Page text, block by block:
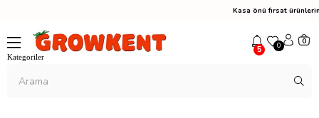
Kasa önü fırsat
5 0 0